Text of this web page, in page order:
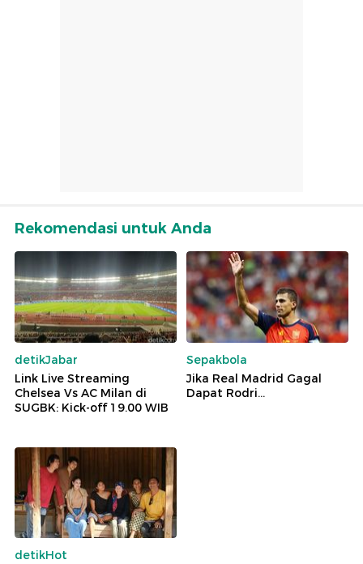
Rekomendasi untuk Anda
detikJabar
Link Live Streaming
Chelsea Vs AC Milan di
SUGBK: Kick-off 19.00 WIB
Sepakbola
Jika Real Madrid Gagal
Dapat Rodri...
detikHot